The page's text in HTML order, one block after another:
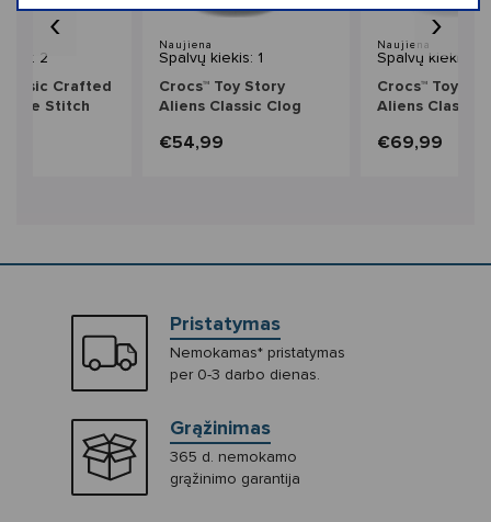
2
Crafted
Stitch
Naujiena
Spalvų kiekis: 1
Crocs™ Toy Story
Aliens Classic Clog
€54,99
Naujiena
Spalvų kiekis: 1
Crocs™ Toy
Aliens Classic
€69,99
‹ ›
Pristatymas
Nemokamas* pristatymas
per 0-3 darbo dienas.
Grąžinimas
365 d. nemokamo
grąžinimo garantija